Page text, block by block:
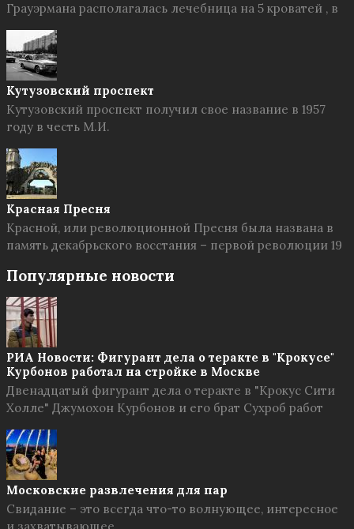
Грауэрмана располагалась лечебница на 5 кроватей , в
Кутузовский проспект
Кутузовский проспект получил свое название в 1957
году в честь М.И.
Красная Пресня
Красной, или революционной Пресня была названа в
память декабрьского восстания – первой революции 19
Популярные новости
РИА Новости: Фигурант дела о теракте в "Крокусе"
Курбонов работал на стройке в Москве
Двенадцатый фигурант дела о теракте в "Крокус Сити
Холле" Джумохон Курбонов и его брат Сухроб работ
Московские развлечения для пар
Свидание – это всегда что-то волнующее, интересное